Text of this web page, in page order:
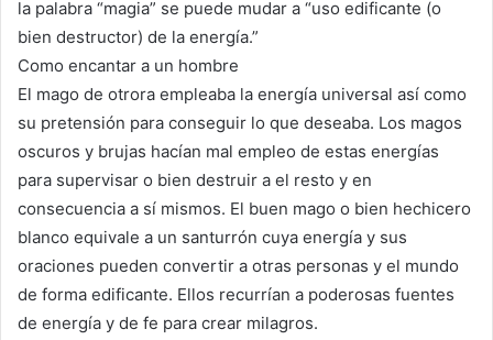
la palabra “magia” se puede mudar a “uso edificante (o
bien destructor) de la energía.”
Como encantar a un hombre
El mago de otrora empleaba la energía universal así como
su pretensión para conseguir lo que deseaba. Los magos
oscuros y brujas hacían mal empleo de estas energías
para supervisar o bien destruir a el resto y en
consecuencia a sí mismos. El buen mago o bien hechicero
blanco equivale a un santurrón cuya energía y sus
oraciones pueden convertir a otras personas y el mundo
de forma edificante. Ellos recurrían a poderosas fuentes
de energía y de fe para crear milagros.